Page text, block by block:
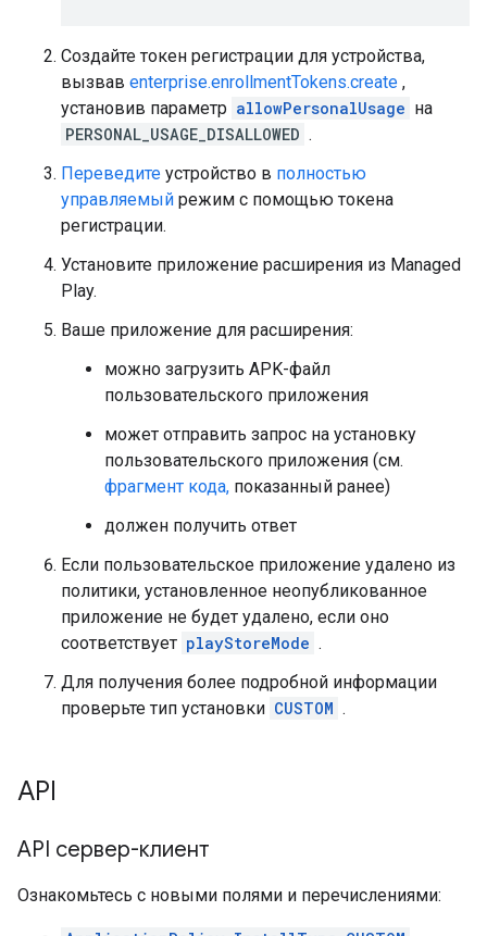
Создайте токен регистрации для устройства,
вызвав enterprise.enrollmentTokens.create ,
установив параметр allowPersonalUsage на
PERSONAL_USAGE_DISALLOWED .
Переведите устройство в полностью
управляемый режим с помощью токена
регистрации.
Установите приложение расширения из Managed
Play.
Ваше приложение для расширения:
можно загрузить APK-файл
пользовательского приложения
может отправить запрос на установку
пользовательского приложения (см.
фрагмент кода, показанный ранее)
должен получить ответ
Если пользовательское приложение удалено из
политики, установленное неопубликованное
приложение не будет удалено, если оно
соответствует playStoreMode .
Для получения более подробной информации
проверьте тип установки CUSTOM .
API
API сервер-клиент
Ознакомьтесь с новыми полями и перечислениями: